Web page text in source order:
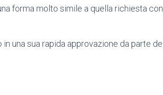
forma molto simile a quella richiesta con
una sua rapida approvazione da parte del